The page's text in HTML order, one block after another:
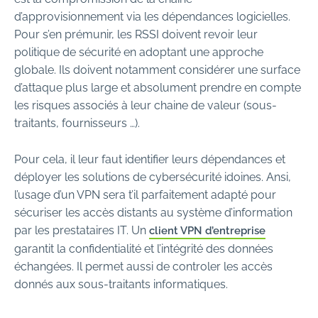
d’approvisionnement via les dépendances logicielles.
Pour s’en prémunir, les RSSI doivent revoir leur
politique de sécurité en adoptant une approche
globale. Ils doivent notamment considérer une surface
d’attaque plus large et absolument prendre en compte
les risques associés à leur chaine de valeur (sous-
traitants, fournisseurs …).
Pour cela, il leur faut identifier leurs dépendances et
déployer les solutions de cybersécurité idoines. Ansi,
l’usage d’un VPN sera t’il parfaitement adapté pour
sécuriser les accès distants au système d’information
par les prestataires IT. Un client VPN d’entreprise
garantit la confidentialité et l’intégrité des données
échangées. Il permet aussi de controler les accès
donnés aux sous-traitants informatiques.